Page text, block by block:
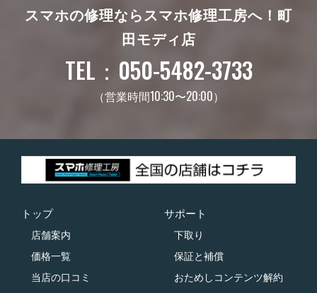
スマホの修理ならスマホ修理工房へ！ 町
田モディ店
TEL：050-5482-3733
（営業時間10:30〜20:00）
トップ
店舗案内
価格一覧
当店の口コミ
サポート
下取り
保証と補償
おためしコンテンツ解約